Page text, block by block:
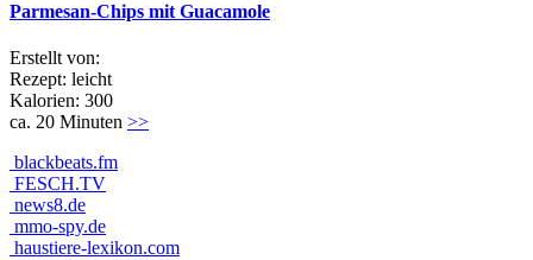
Parmesan-Chips mit Guacamole
Erstellt von:
Rezept: leicht
Kalorien: 300
ca. 20 Minuten >>
blackbeats.fm
FESCH.TV
news8.de
mmo-spy.de
haustiere-lexikon.com